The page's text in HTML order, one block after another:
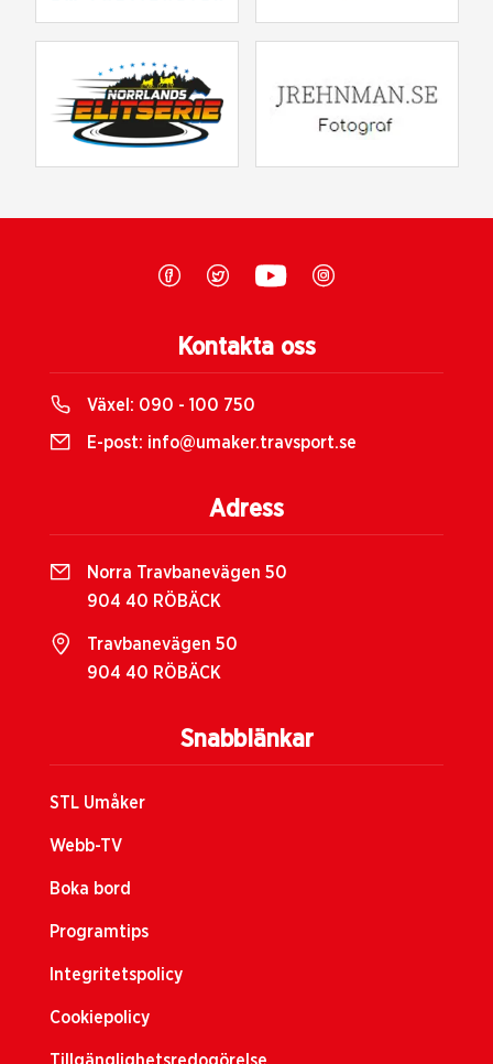
Snabblänkar
STL Umåker
Webb-TV
Boka bord
Programtips
Integritetspolicy
Cookiepolicy
Kontakta oss
Växel: 090 - 100 750
E-post: info@umaker.travsport.se
Adress
Norra Travbanevägen 50
904 40 RÖBÄCK
Travbanevägen 50
904 40 RÖBÄCK